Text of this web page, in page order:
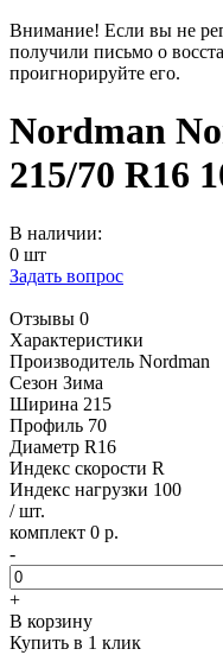
Внимание! Если вы не
получили письмо о
проигнорируйте его.
Nordman
215/70 R16
В наличии:
0 шт
Задать вопрос
Отзывы 0
Характеристики
Производитель Nordman
Сезон Зима
Ширина 215
Профиль 70
Диаметр R16
Индекс скорости R
Индекс нагрузки 100
/ шт.
комплект 0 р.
-
+
В корзину
Купить в 1 клик